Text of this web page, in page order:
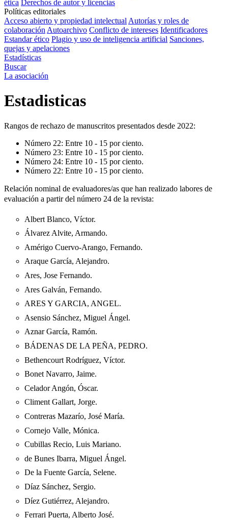
ética Derechos de autor y licencias
Políticas editoriales
Acceso abierto y propiedad intelectual Autorías y roles de
colaboración Autoarchivo Conflicto de intereses Identificadores
Estandar ético Plagio y uso de inteligencia artificial Sanciones,
quejas y apelaciones
Estadísticas
Buscar
La asociación
Estadisticas
Rangos de rechazo de manuscritos presentados desde 2022:
Número 22: Entre 10 - 15 por ciento.
Número 23: Entre 10 - 15 por ciento.
Número 24: Entre 10 - 15 por ciento.
Número 22: Entre 10 - 15 por ciento.
Relación nominal de evaluadores/as que han realizado labores de
evaluación a partir del número 24 de la revista:
Albert Blanco, Víctor.
Álvarez Alvite, Armando.
Amérigo Cuervo-Arango, Fernando.
Araque García, Alejandro.
Ares, Jose Fernando.
Ares Galván, Fernando.
ARES Y GARCIA, ANGEL.
Asensio Sánchez, Miguel Ángel.
Aznar García, Ramón.
BÁDENAS DE LA PEÑA, PEDRO.
Bethencourt Rodríguez, Víctor.
Bonet Navarro, Jaime.
Celador Angón, Óscar.
Climent Gallart, Jorge.
Contreras Mazarío, José María.
Cornejo Valle, Mónica.
Cubillas Recio, Luis Mariano.
de Bunes Ibarra, Miguel Ángel.
De la Fuente García, Selene.
Díaz Sánchez, Sergio.
Díez Gutiérrez, Alejandro.
Ferrari Puerta, Alberto José.